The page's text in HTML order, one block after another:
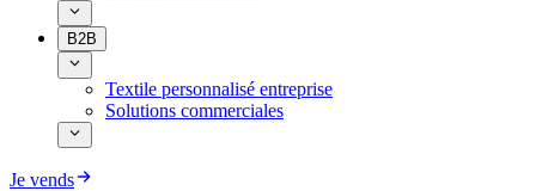
B2B
Textile personnalisé entreprise
Solutions commerciales
Je vends